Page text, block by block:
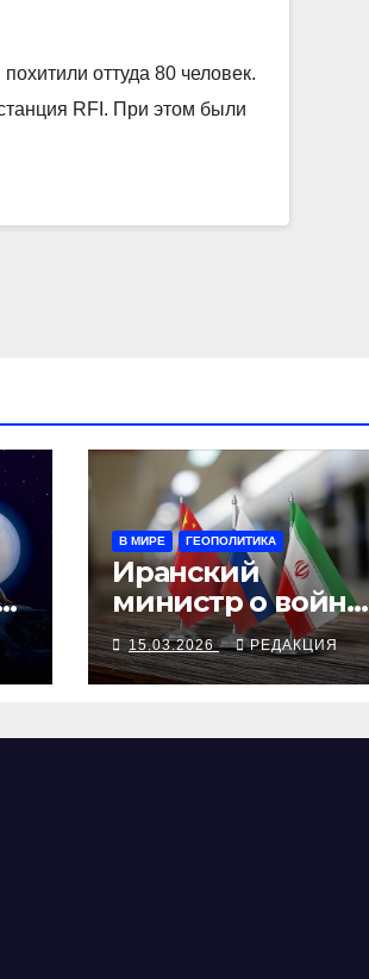
оттуда 80 человек.
RFI. При этом были
В МИРЕ ГЕОПОЛИТИКА
Иранский
министр о войне:
Россия и Китай
рядом
15.03.2026 РЕДАКЦИЯ